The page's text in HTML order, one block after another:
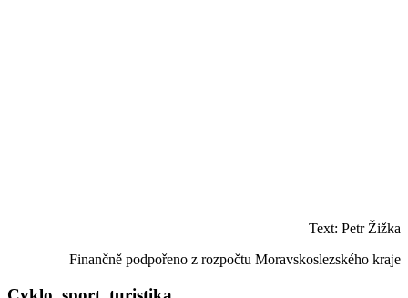
Text: Petr Žižka
Finančně podpořeno z rozpočtu Moravskoslezského kraje